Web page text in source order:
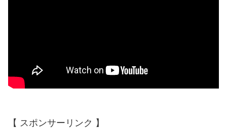
【 スポンサーリンク 】